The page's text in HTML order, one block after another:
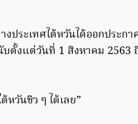
ประเทศไต้หวันได้ออกประกา
บตั้งแต่วันที่ 1 สิงหาคม 2563
วันชิว ๆ ได้เลย”